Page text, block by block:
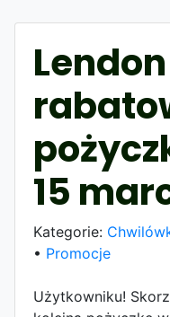
15
Kategorie:
• Promocje
Użytkowniku!